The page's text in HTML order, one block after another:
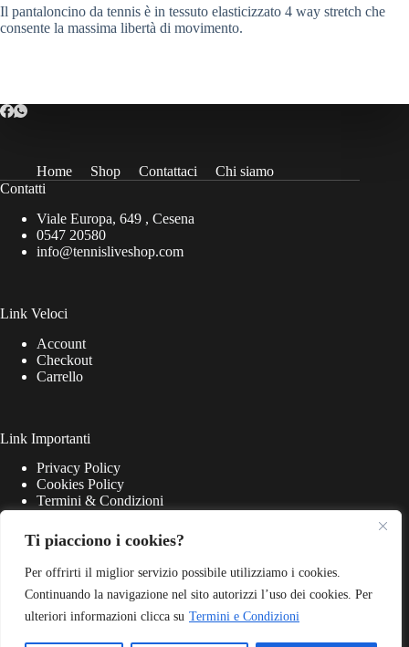
Ti piacciono i cookies?
Per offrirti il miglior servizio possibile utilizziamo i cookies.
Continuando la navigazione nel sito autorizzi l’uso dei cookies. Per
ulteriori informazioni clicca su Termini e Condizioni
Il pantaloncino da tennis è in tessuto elasticizzato 4 way stretch che
consente la massima libertà di movimento.
Home Shop Contattaci
Chi siamo
Contatti
Viale Europa, 649 , Cesena
0547 20580
info@tennisliveshop.com
Link Veloci
Account
Checkout
Carrello
Link Importanti
Privacy Policy
Cookies Policy
Termini & Condizioni